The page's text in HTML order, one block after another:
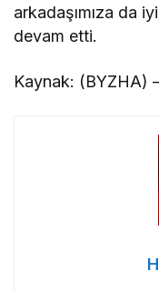
arkadaşımıza da
devam etti.
Kaynak: (BYZHA)